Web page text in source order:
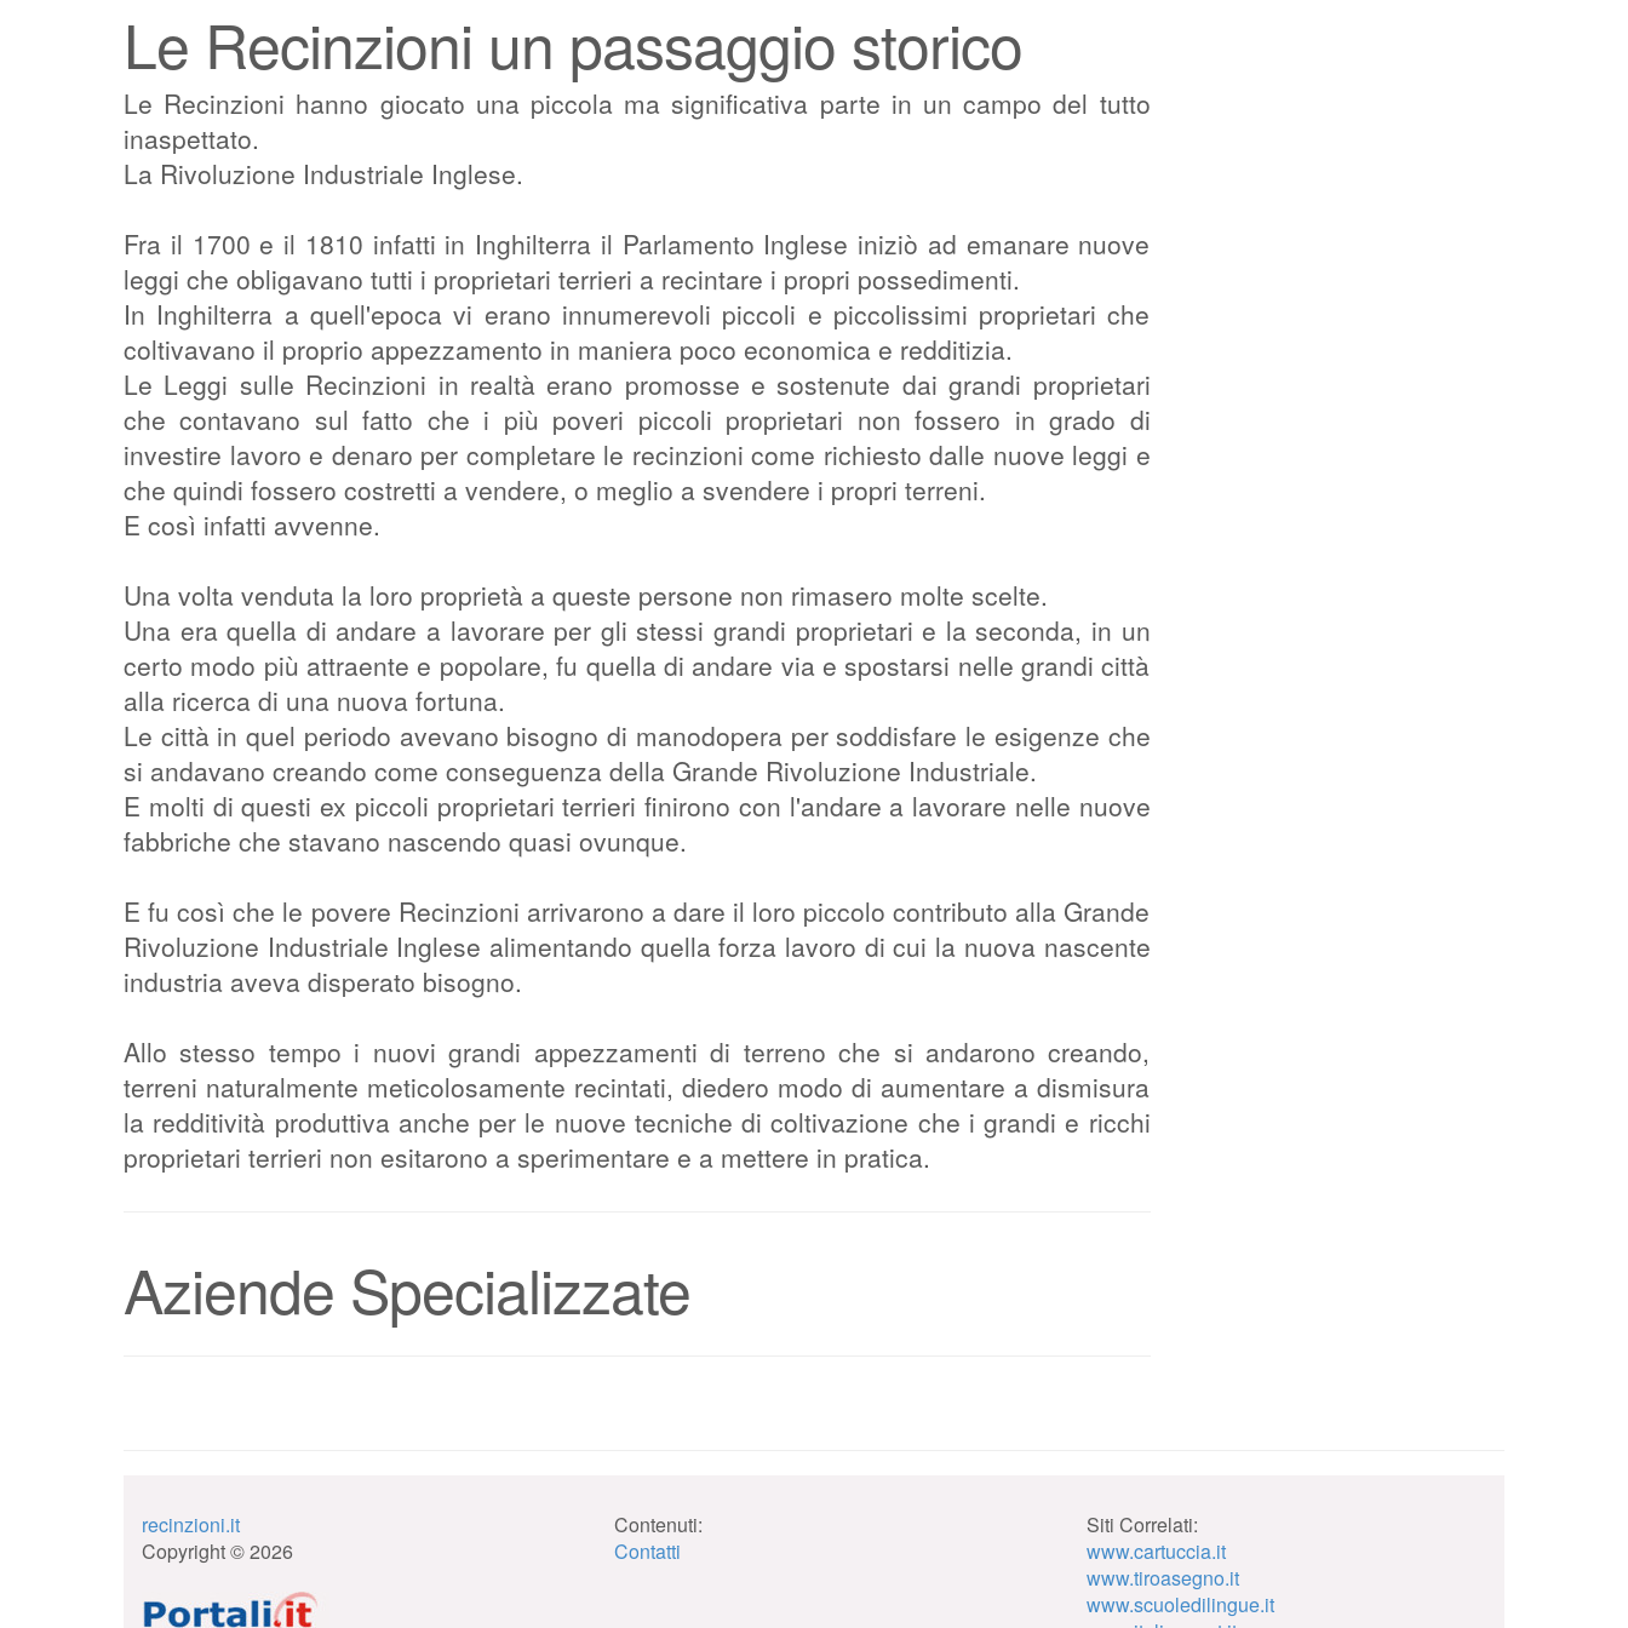
Le Recinzioni un passaggio storico
Le Recinzioni hanno giocato una piccola ma significativa parte in un campo del tutto
inaspettato.
La Rivoluzione Industriale Inglese.
Fra il 1700 e il 1810 infatti in Inghilterra il Parlamento Inglese iniziò ad emanare nuove
leggi che obligavano tutti i proprietari terrieri a recintare i propri possedimenti.
In Inghilterra a quell'epoca vi erano innumerevoli piccoli e piccolissimi proprietari che
coltivavano il proprio appezzamento in maniera poco economica e redditizia.
Le Leggi sulle Recinzioni in realtà erano promosse e sostenute dai grandi proprietari
che contavano sul fatto che i più poveri piccoli proprietari non fossero in grado di
investire lavoro e denaro per completare le recinzioni come richiesto dalle nuove leggi e
che quindi fossero costretti a vendere, o meglio a svendere i propri terreni.
E così infatti avvenne.
Una volta venduta la loro proprietà a queste persone non rimasero molte scelte.
Una era quella di andare a lavorare per gli stessi grandi proprietari e la seconda, in un
certo modo più attraente e popolare, fu quella di andare via e spostarsi nelle grandi città
alla ricerca di una nuova fortuna.
Le città in quel periodo avevano bisogno di manodopera per soddisfare le esigenze che
si andavano creando come conseguenza della Grande Rivoluzione Industriale.
E molti di questi ex piccoli proprietari terrieri finirono con l'andare a lavorare nelle nuove
fabbriche che stavano nascendo quasi ovunque.
E fu così che le povere Recinzioni arrivarono a dare il loro piccolo contributo alla Grande
Rivoluzione Industriale Inglese alimentando quella forza lavoro di cui la nuova nascente
industria aveva disperato bisogno.
Allo stesso tempo i nuovi grandi appezzamenti di terreno che si andarono creando,
terreni naturalmente meticolosamente recintati, diedero modo di aumentare a dismisura
la redditività produttiva anche per le nuove tecniche di coltivazione che i grandi e ricchi
proprietari terrieri non esitarono a sperimentare e a mettere in pratica.
Aziende Specializzate
recinzioni.it
Copyright © 2026
Contenuti:
Contatti
Siti Correlati:
www.cartuccia.it
www.tiroasegno.it
www.scuoledilingue.it